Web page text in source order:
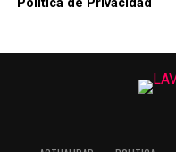
Politica de Privacidad